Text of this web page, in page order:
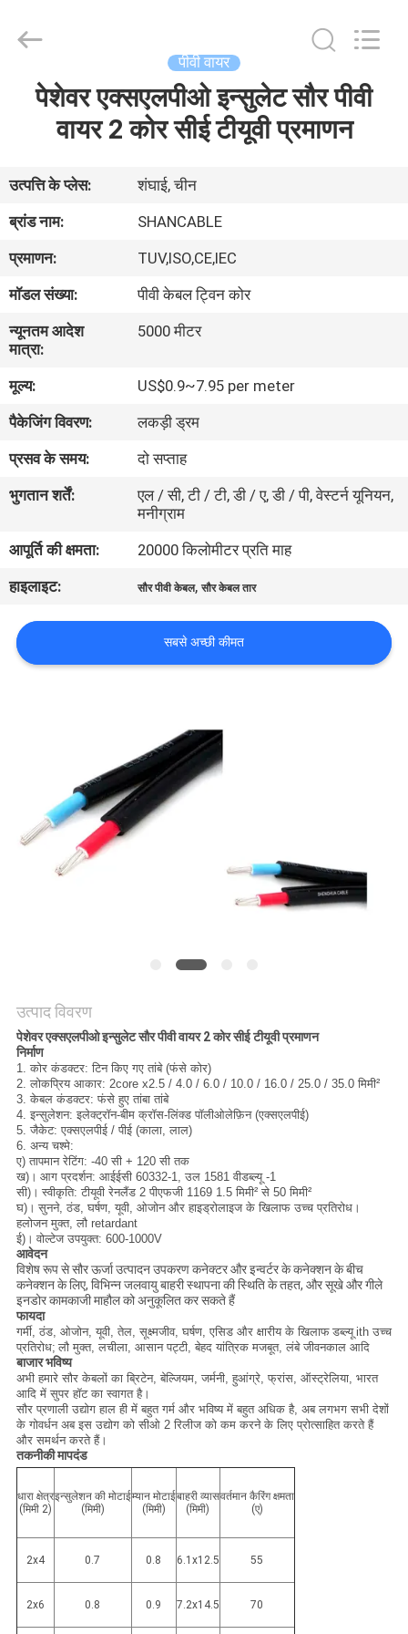
वीडियो
वीआर
दिखाएँ
हमारे
बारे
में
फैक्टरी
गुणवत्ता
हमसे
समाचार
BLOG
अनुरोध
NEWS
साइटमैप
गोपनीयता
नीति
Cable
(Group)
Reserved.
पीवी वायर
पेशेवर एक्सएलपीओ इन्सुलेट सौर पीवी
वायर 2 कोर सीई टीयूवी प्रमाणन
उत्पत्ति के प्लेस:
शंघाई, चीन
ब्रांड नाम:
SHANCABLE
प्रमाणन:
TUV,ISO,CE,IEC
मॉडल संख्या:
पीवी केबल ट्विन कोर
न्यूनतम आदेश
मात्रा:
5000 मीटर
मूल्य:
US$0.9~7.95 per meter
पैकेजिंग विवरण:
लकड़ी ड्रम
प्रसव के समय:
दो सप्ताह
भुगतान शर्तें:
एल / सी, टी / टी, डी / ए, डी / पी, वेस्टर्न यूनियन,
मनीग्राम
आपूर्ति की क्षमता:
20000 किलोमीटर प्रति माह
हाइलाइट:
सौर पीवी केबल,सौर केबल तार
सबसे अच्छी कीमत
उत्पाद विवरण
पेशेवर एक्सएलपीओ इन्सुलेट सौर पीवी वायर 2 कोर सीई टीयूवी प्रमाणन
निर्माण
1. कोर कंडक्टर: टिन किए गए तांबे (फंसे कोर)
2. लोकप्रिय आकार: 2core x2.5 / 4.0 / 6.0 / 10.0 / 16.0 / 25.0 / 35.0 मिमी²
3. केबल कंडक्टर: फंसे हुए तांबा तांबे
4. इन्सुलेशन: इलेक्ट्रॉन-बीम क्रॉस-लिंक्ड पॉलीओलेफ़िन (एक्सएलपीई)
5. जैकेट: एक्सएलपीई / पीई (काला, लाल)
6. अन्य चश्मे:
ए) तापमान रेटिंग: -40 सी + 120 सी तक
ख)। आग प्रदर्शन: आईईसी 60332-1, उल 1581 वीडब्ल्यू -1
सी)। स्वीकृति: टीयूवी रेनलैंड 2 पीएफजी 1169 1.5 मिमी² से 50 मिमी²
घ)। सुनने, ठंड, घर्षण, यूवी, ओजोन और हाइड्रोलाइज के खिलाफ उच्च प्रतिरोध।
हलोजन मुक्त, लौ retardant
ई)। वोल्टेज उपयुक्त: 600-1000V
आवेदन
विशेष रूप से सौर ऊर्जा उत्पादन उपकरण कनेक्टर और इन्वर्टर के कनेक्शन के बीच
कनेक्शन के लिए, विभिन्न जलवायु बाहरी स्थापना की स्थिति के तहत, और सूखे और गीले
इनडोर कामकाजी माहौल को अनुकूलित कर सकते हैं
फायदा
गर्मी, ठंड, ओजोन, यूवी, तेल, सूक्ष्मजीव, घर्षण, एसिड और क्षारीय के खिलाफ डब्ल्यू ith उच्च
प्रतिरोध; लौ मुक्त, लचीला, आसान पट्टी, बेहद यांत्रिक मजबूत, लंबे जीवनकाल आदि
बाजार भविष्य
अभी हमारे सौर केबलों का ब्रिटेन, बेल्जियम, जर्मनी, हुआंग्रे, फ्रांस, ऑस्ट्रेलिया, भारत
आदि में सुपर हॉट का स्वागत है।
सौर प्रणाली उद्योग हाल ही में बहुत गर्म और भविष्य में बहुत अधिक है, अब लगभग सभी देशों
के गोवर्धन अब इस उद्योग को सीओ 2 रिलीज को कम करने के लिए प्रोत्साहित करते हैं
और समर्थन करते हैं।
तकनीकी मापदंड
धारा क्षेत्र
(मिमी 2)
इन्सुलेशन की मोटाई
(मिमी)
म्यान मोटाई
(मिमी)
बाहरी व्यास
(मिमी)
वर्तमान कैरिंग क्षमता
(ए)
2x4 0.7 0.8 6.1x12.5 55
2x6 0.8 0.9 7.2x14.5 70